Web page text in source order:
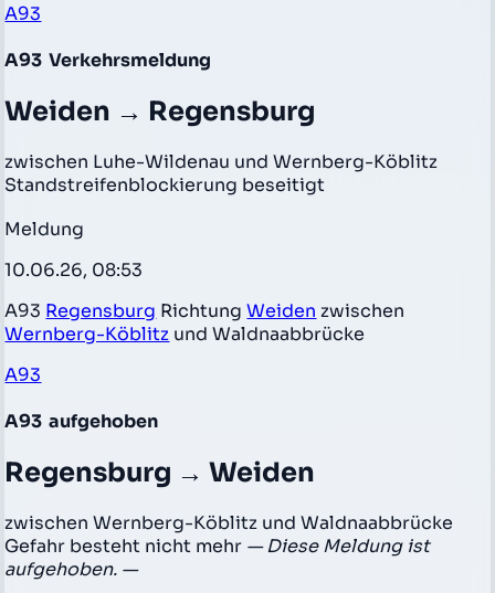
A93
A93 Verkehrsmeldung
Weiden → Regensburg
zwischen Luhe-Wildenau und Wernberg-Köblitz
Standstreifenblockierung beseitigt
Meldung
10.06.26, 08:53
A93 Regensburg RichtungWeiden zwischen
Wernberg-Köblitz und Waldnaabbrücke
A93
A93 aufgehoben
Regensburg → Weiden
zwischen Wernberg-Köblitz und Waldnaabbrücke
Gefahr besteht nicht mehr — Diese Meldung ist
aufgehoben. —